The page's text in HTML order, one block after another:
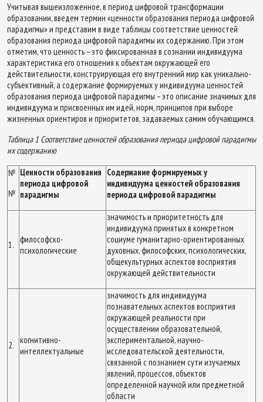
Учитывая вышеизложенное, в период цифровой трансформации
образовании, введем термин «ценности образования периода цифровой
парадигмы» и представим в виде таблицы соответствие ценностей
образования периода цифровой парадигмы их содержанию. При этом
отметим, что ценность – это фиксированная в сознании индивидуума
характеристика его отношения к объектам окружающей его
действительности, конструирующая его внутренний мир как уникально-
субъективный, а содержание формируемых у индивидуума ценностей
образования периода цифровой парадигмы – это описание значимых для
индивидуума и присвоенных им идей, норм, принципов при выборе
жизненных ориентиров и приоритетов, задаваемых самим обучающимся.
Таблица 1 Соответствие ценностей образования периода цифровой парадигмы
их содержанию
№
№
Ценности образования
периода цифровой
парадигмы
Содержание формируемых у
индивидуума ценностей образования
периода цифровой парадигмы
1. философско-
психологические
значимость и приоритетность для
индивидуума принятых в конкретном
социуме гуманитарно-ориентированных
духовных, философских, психологических,
общекультурных аспектов восприятия
окружающей действительности
2. когнитивно-
интеллектуальные
значимость для индивидуума
познавательных аспектов восприятия
окружающей реальности при
осуществлении образовательной,
экспериментальной, научно-
исследовательской деятельности,
связанной с познанием сути изучаемых
явлений, процессов, объектов
определенной научной или предметной
области